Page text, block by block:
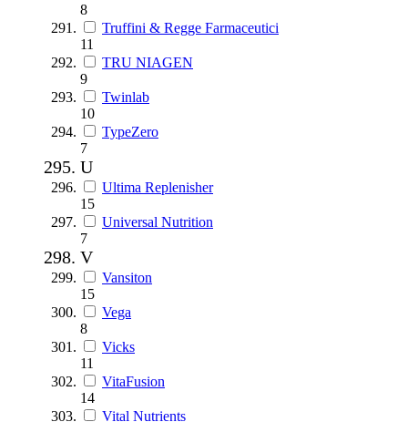
8
Truffini & Regge Farmaceutici
11
TRU NIAGEN
9
Twinlab
10
TypeZero
7
U
Ultima Replenisher
15
Universal Nutrition
7
V
Vansiton
15
Vega
8
Vicks
11
VitaFusion
14
Vital Nutrients